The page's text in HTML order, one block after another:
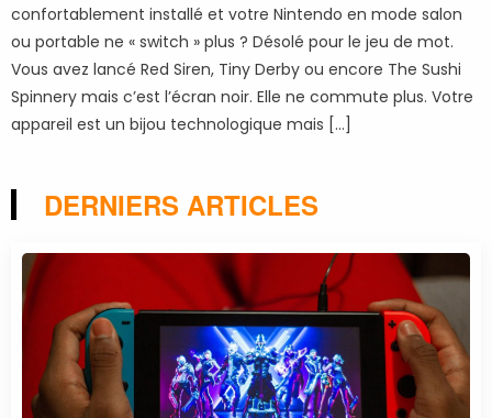
confortablement installé et votre Nintendo en mode salon
ou portable ne « switch » plus ? Désolé pour le jeu de mot.
Vous avez lancé Red Siren, Tiny Derby ou encore The Sushi
Spinnery mais c’est l’écran noir. Elle ne commute plus. Votre
appareil est un bijou technologique mais […]
DERNIERS ARTICLES